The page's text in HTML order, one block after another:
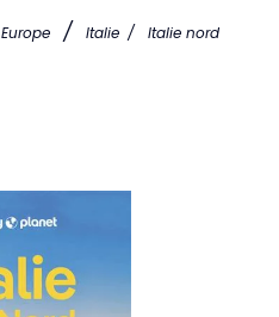
Europe / Italie /
Italie nord